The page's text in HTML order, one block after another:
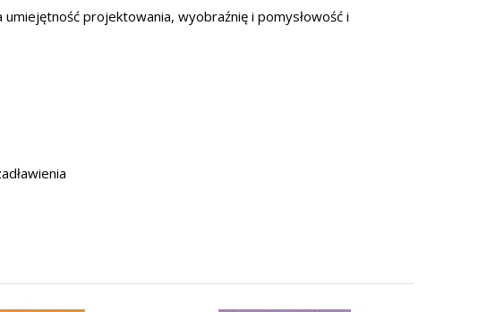
projektowania, wyobraźnię i pomysłowość i